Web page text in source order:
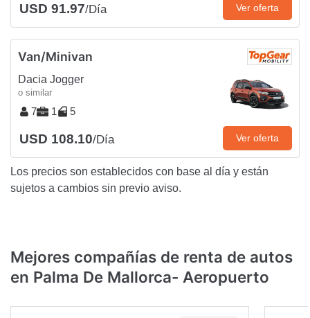
USD 91.97/Día Ver oferta
Van/Minivan
Dacia Jogger
o similar
7 1 5
USD 108.10/Día Ver oferta
Los precios son establecidos con base al día y están
sujetos a cambios sin previo aviso.
Mejores compañías de renta de autos
en Palma De Mallorca- Aeropuerto